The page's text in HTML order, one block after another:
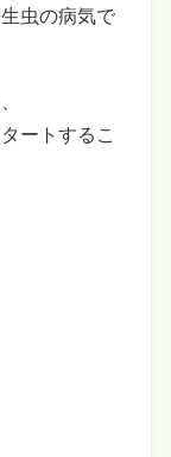
虫の病気で
ートするこ